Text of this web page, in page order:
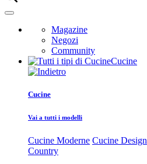
Magazine
Negozi
Community
Cucine
Cucine
Vai a tutti i modelli
Cucine Moderne Cucine Design
Country